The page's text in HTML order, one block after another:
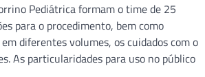
Pediátrica formam o time de 25
para o procedimento, bem como
diferentes volumes, os cuidados com o
As particularidades para uso no público